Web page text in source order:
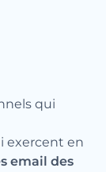
qui
exercent en
email des